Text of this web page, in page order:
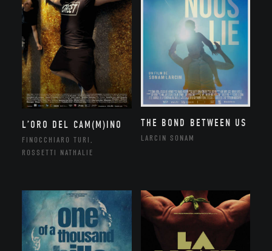
L’ORO DEL CAM(M)INO
FINOCCHIARO TURI,
ROSSETTI NATHALIE
THE BOND BETWEEN US
LARCIN SONAM